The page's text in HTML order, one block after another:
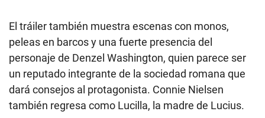
El tráiler también muestra escenas con monos,
peleas en barcos y una fuerte presencia del
personaje de Denzel Washington, quien parece ser
un reputado integrante de la sociedad romana que
dará consejos al protagonista. Connie Nielsen
también regresa como Lucilla, la madre de Lucius.